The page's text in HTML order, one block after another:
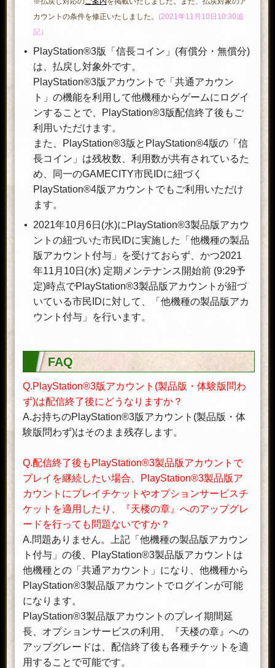
カウントの条件を修正いたしました。 (2021年11月10日10:30追
記）
PlayStation®3版「信長コイン」(有償分・無償分)
は、払戻し対象外です。
PlayStation®3版アカウントで「共通アカウン
ト」の機能を利用して他機種からゲームにログイ
ンすることで、PlayStation®3版配信終了後もご
利用いただけます。
また、PlayStation®3版とPlayStation®4版の「信
長コイン」は残枚数、利用数が共有されているた
め、同一のGAMECITY市民IDに紐づく
PlayStation®4版アカウントでもご利用いただけ
ます。
2021年10月6日(水)にPlayStation®3製品版アカウ
ントの紐づいた市民IDに実施した「他機種の製品
版アカウント付与」を受けておらず、かつ2021
年11月10日(水) 定期メンテナンス開始前 (9:29予
定)時点でPlayStation®3製品版アカウントが紐づ
いている市民IDに対して、「他機種の製品版アカ
ウント付与」を行います。
FAQ
Q.PlayStation®3版アカウント(製品版・体験版問わ
ず)は配信終了後にどうなりますか？
A.お持ちのPlayStation®3版アカウント(製品版・体
験版問わず)はそのまま残存します。
Q.配信終了後もPlayStation®3製品版アカウントで
プレイを継続したい場合、PlayStation®3製品版ア
カウントにプレイチケットやオプションサービスチ
ケットを適用したり、『天楼の章』へのアップグレ
ードを行っても問題ないですか？
A.問題ありません。上記「他機種の製品版アカウン
ト付与」の後、PlayStation®3製品版アカウントは
他機種との「共通アカウント」になり、他機種から
PlayStation®3製品版アカウントでログインが可能
になります。
PlayStation®3製品版アカウントのプレイ期間延
長、オプションサービスの利用、『天楼の章』への
アップグレードは、配信終了後も各種チケットを適
用することで可能です。